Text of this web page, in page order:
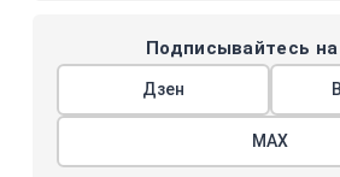
Подписывайтесь
Дзен
МАХ